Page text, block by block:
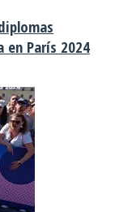
París 2024